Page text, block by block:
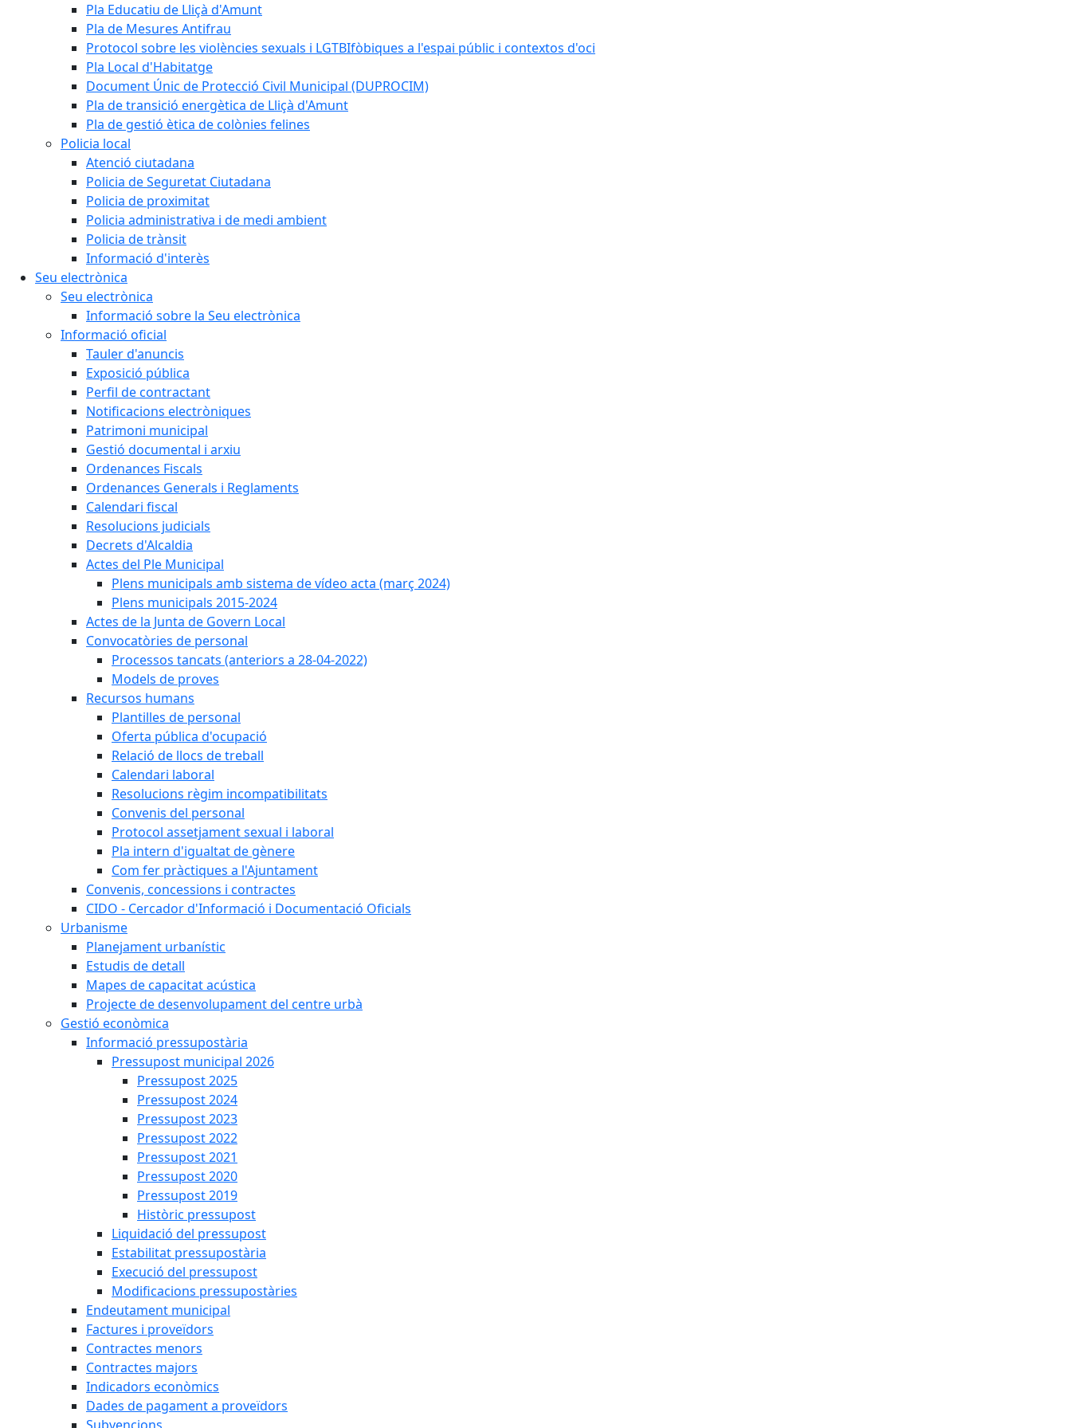
Pla Educatiu de Lliçà d'Amunt
Pla de Mesures Antifrau
Protocol sobre les violències sexuals i LGTBIfòbiques a l'espai públic i contextos d'oci
Pla Local d'Habitatge
Document Únic de Protecció Civil Municipal (DUPROCIM)
Pla de transició energètica de Lliçà d'Amunt
Pla de gestió ètica de colònies felines
Policia local
Atenció ciutadana
Policia de Seguretat Ciutadana
Policia de proximitat
Policia administrativa i de medi ambient
Policia de trànsit
Informació d'interès
Seu electrònica
Seu electrònica
Informació sobre la Seu electrònica
Informació oficial
Tauler d'anuncis
Exposició pública
Perfil de contractant
Notificacions electròniques
Patrimoni municipal
Gestió documental i arxiu
Ordenances Fiscals
Ordenances Generals i Reglaments
Calendari fiscal
Resolucions judicials
Decrets d'Alcaldia
Actes del Ple Municipal
Plens municipals amb sistema de vídeo acta (març 2024)
Plens municipals 2015-2024
Actes de la Junta de Govern Local
Convocatòries de personal
Processos tancats (anteriors a 28-04-2022)
Models de proves
Recursos humans
Plantilles de personal
Oferta pública d'ocupació
Relació de llocs de treball
Calendari laboral
Resolucions règim incompatibilitats
Convenis del personal
Protocol assetjament sexual i laboral
Pla intern d'igualtat de gènere
Com fer pràctiques a l'Ajuntament
Convenis, concessions i contractes
CIDO - Cercador d'Informació i Documentació Oficials
Urbanisme
Planejament urbanístic
Estudis de detall
Mapes de capacitat acústica
Projecte de desenvolupament del centre urbà
Gestió econòmica
Informació pressupostària
Pressupost municipal 2026
Pressupost 2025
Pressupost 2024
Pressupost 2023
Pressupost 2022
Pressupost 2021
Pressupost 2020
Pressupost 2019
Històric pressupost
Liquidació del pressupost
Estabilitat pressupostària
Execució del pressupost
Modificacions pressupostàries
Endeutament municipal
Factures i proveïdors
Contractes menors
Contractes majors
Indicadors econòmics
Dades de pagament a proveïdors